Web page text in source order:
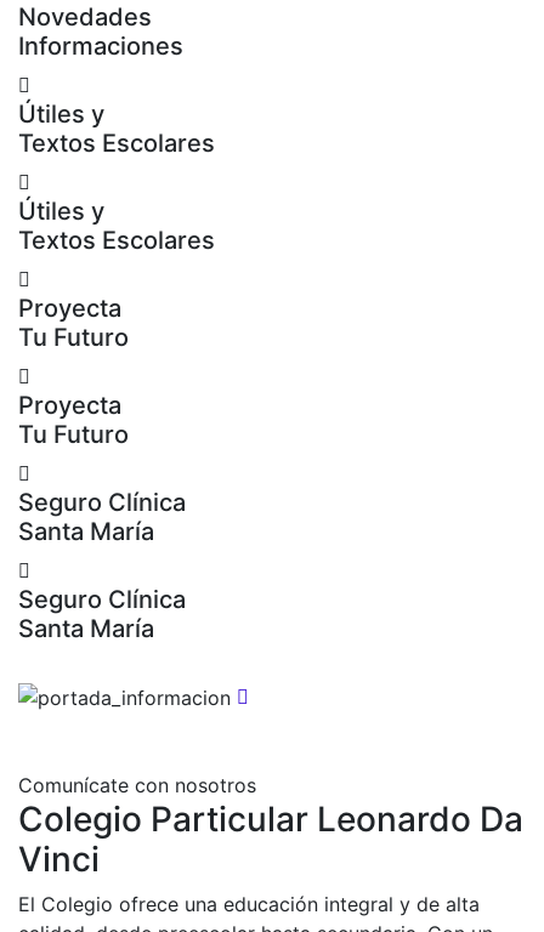
Novedades
Informaciones
Útiles y
Textos Escolares
Útiles y
Textos Escolares
Proyecta
Tu Futuro
Proyecta
Tu Futuro
Seguro Clínica
Santa María
Seguro Clínica
Santa María
Comunícate con nosotros
Colegio Particular Leonardo Da
Vinci
El Colegio ofrece una educación integral y de alta